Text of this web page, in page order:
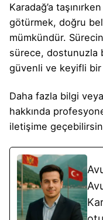
Karadağ’a
götürmek, doğru
mümkündür.
sürece, dostunuzla
güvenli ve keyifli
Daha fazla bilgi
hakkında
iletişime